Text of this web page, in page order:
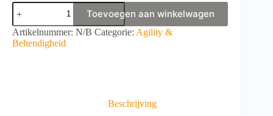
Flexibele
Hoepel
50
cm
aantal
Toevoegen aan winkelwagen
A
l
Artikelnummer: N/B Categorie: Agility &
Behendigheid
Beschrijving